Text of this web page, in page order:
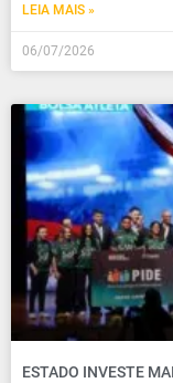
LEIA MAIS »
06/07/2026
ESTADO INVESTE